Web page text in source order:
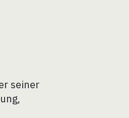
seiner